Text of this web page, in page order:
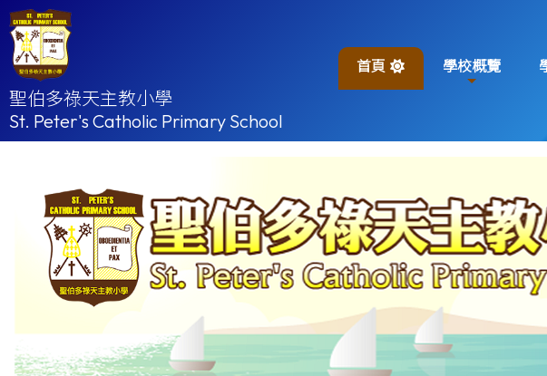
聖伯多祿天主教小學
St. Peter's Catholic Primary School
首頁 學校概覽